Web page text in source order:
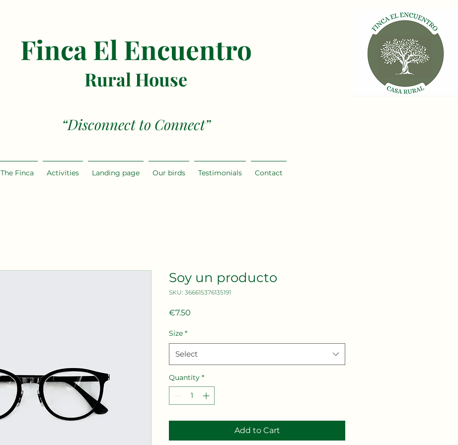
Finca El Encuentro
Rural House
“Disconnect to Connect”
The Finca Activities Landing page Our birds Testimonials Contact
Soy un producto
SKU: 366615376135191
€7.50
Size *
Select
Quantity *
Add to Cart